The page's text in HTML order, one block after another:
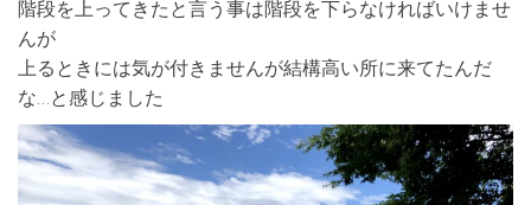
階段を上ってきたと言う事は階段を下らなければいけませ
んが
上るときには気が付きませんが結構高い所に来てたんだ
な…と感じました